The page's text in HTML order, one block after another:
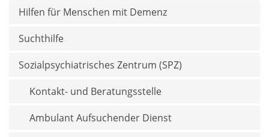
Hilfen für Menschen mit Demenz
Suchthilfe
Sozialpsychiatrisches Zentrum (SPZ)
Kontakt- und Beratungs­stelle
Ambulant Aufsuchender Dienst